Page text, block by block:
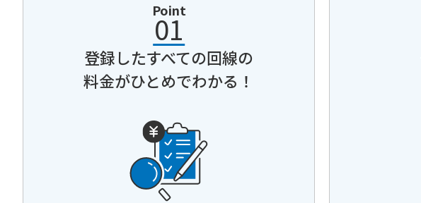
Point
01
登録したすべての回線の
料金がひとめでわかる！